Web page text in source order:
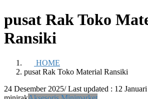
pusat Rak Toko
Ransiki
HOME
pusat Rak Toko Material Ransiki
24 Desember 2025/ Last updated : 12